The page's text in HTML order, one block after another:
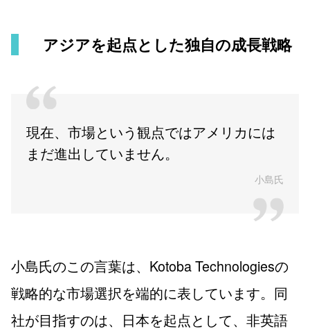
アジアを起点とした独自の成長戦略
現在、市場という観点ではアメリカには
まだ進出していません。
小島氏
小島氏のこの言葉は、Kotoba Technologiesの
戦略的な市場選択を端的に表しています。同
社が目指すのは、日本を起点として、非英語